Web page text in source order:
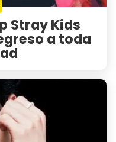
Stray Kids
a toda